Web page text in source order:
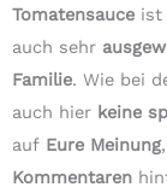
Tomatensauce ist
auch sehr
Familie. Wie bei
auch hier keine
auf Eure Meinung
Kommentaren